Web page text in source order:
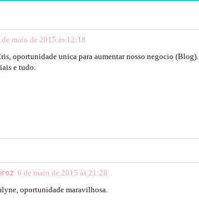
de maio de 2015 às 12:18
oportunidade unica para aumentar nosso negocio (Blog).
e tudo.
6 de maio de 2015 às 21:28
oportunidade maravilhosa.